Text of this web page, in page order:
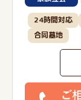
24時間対応
合同墓地